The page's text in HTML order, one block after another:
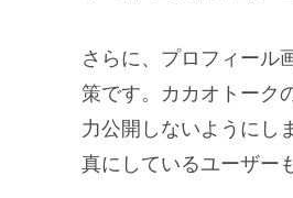
さらに、プロフィール
策です。カカオトーク
力公開しないようにし
真にしているユーザー